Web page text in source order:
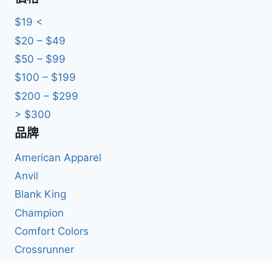
關
鍵
字:
$19 <
$20 – $49
$50 – $99
$100 – $199
$200 – $299
> $300
品牌
American Apparel
Anvil
Blank King
Champion
Comfort Colors
Crossrunner